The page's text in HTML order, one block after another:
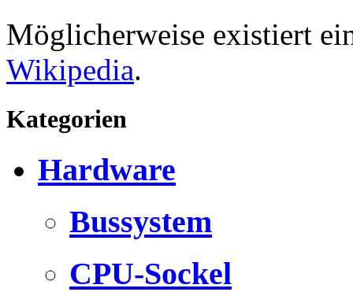
Möglicherweise existiert
Wikipedia.
Kategorien
Hardware
Bussystem
CPU-Sockel